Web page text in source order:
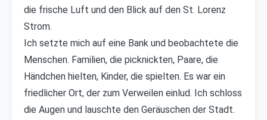
die frische Luft und den Blick auf den St. Lorenz
Strom.
Ich setzte mich auf eine Bank und beobachtete die
Menschen. Familien, die picknickten, Paare, die
Händchen hielten, Kinder, die spielten. Es war ein
friedlicher Ort, der zum Verweilen einlud. Ich schloss
die Augen und lauschte den Geräuschen der Stadt.